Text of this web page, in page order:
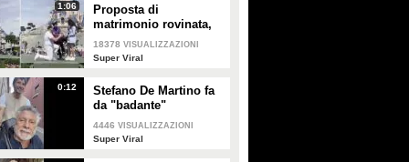
1:06
Proposta di
matrimonio rovinata,
Disneyland si scusa
con la coppia
18378 VISUALIZZAZIONI
Super Viral
0:12
Stefano De Martino fa
da "badante"
all'infortunato
Francesco Paolantoni:
4446 VISUALIZZAZIONI
Super Viral